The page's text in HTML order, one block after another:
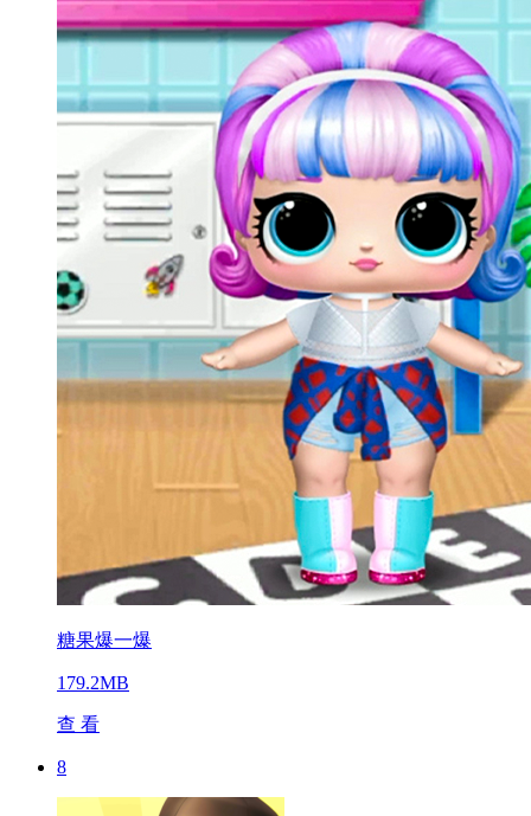
糖果爆一爆
179.2MB
查 看
8